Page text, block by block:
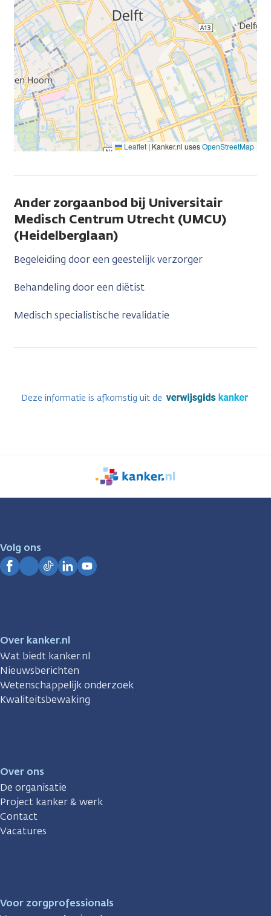
Leaflet | Kanker.nl usesOpenStreetMap
Ander zorgaanbod bij Universitair
Medisch Centrum Utrecht (UMCU)
(Heidelberglaan)
Begeleiding door een geestelijk verzorger
Behandeling door een diëtist
Medisch specialistische revalidatie
Deze informatie is afkomstig uit de
We
zijn
Volg ons
Over kanker.nl
Wat biedt kanker.nl
Nieuwsberichten
Wetenschappelijk onderzoek
Kwaliteitsbewaking
Over ons
De organisatie
Project kanker & werk
Contact
Vacatures
Voor zorgprofessionals